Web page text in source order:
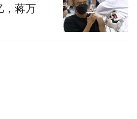
，蒋万